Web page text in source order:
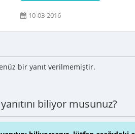
10-03-2016
bir yanıt verilmemiştir.
biliyor musunuz?